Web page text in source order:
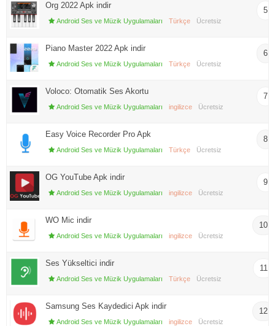
Org 2022 Apk indir
Android Ses ve Müzik Uygulamaları Türkçe Ücretsiz
5
Piano Master 2022 Apk indir
Android Ses ve Müzik Uygulamaları Türkçe Ücretsiz
6
Voloco: Otomatik Ses Akortu
Android Ses ve Müzik Uygulamaları ingilizce Ücretsiz
7
Easy Voice Recorder Pro Apk
Android Ses ve Müzik Uygulamaları Türkçe Ücretsiz
8
OG YouTube Apk indir
Android Ses ve Müzik Uygulamaları ingilizce Ücretsiz
9
WO Mic indir
Android Ses ve Müzik Uygulamaları ingilizce Ücretsiz
10
Ses Yükseltici indir
Android Ses ve Müzik Uygulamaları Türkçe Ücretsiz
11
Samsung Ses Kaydedici Apk indir
Android Ses ve Müzik Uygulamaları ingilizce Ücretsiz
12